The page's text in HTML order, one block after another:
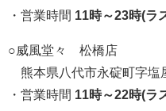
・営業時間 11時～23時(ラ
○威風堂々 松橋店
熊本県八代市永碇町字塩
・営業時間 11時～22時(ラ